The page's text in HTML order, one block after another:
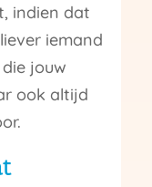
indien dat
iemand
jouw
ook altijd